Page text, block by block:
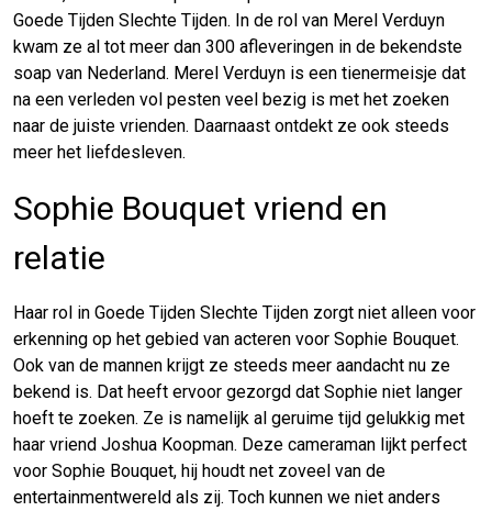
Goede Tijden Slechte Tijden. In de rol van Merel Verduyn
kwam ze al tot meer dan 300 afleveringen in de bekendste
soap van Nederland. Merel Verduyn is een tienermeisje dat
na een verleden vol pesten veel bezig is met het zoeken
naar de juiste vrienden. Daarnaast ontdekt ze ook steeds
meer het liefdesleven.
Sophie Bouquet vriend en
relatie
Haar rol in Goede Tijden Slechte Tijden zorgt niet alleen voor
erkenning op het gebied van acteren voor Sophie Bouquet.
Ook van de mannen krijgt ze steeds meer aandacht nu ze
bekend is. Dat heeft ervoor gezorgd dat Sophie niet langer
hoeft te zoeken. Ze is namelijk al geruime tijd gelukkig met
haar vriend Joshua Koopman. Deze cameraman lijkt perfect
voor Sophie Bouquet, hij houdt net zoveel van de
entertainmentwereld als zij. Toch kunnen we niet anders